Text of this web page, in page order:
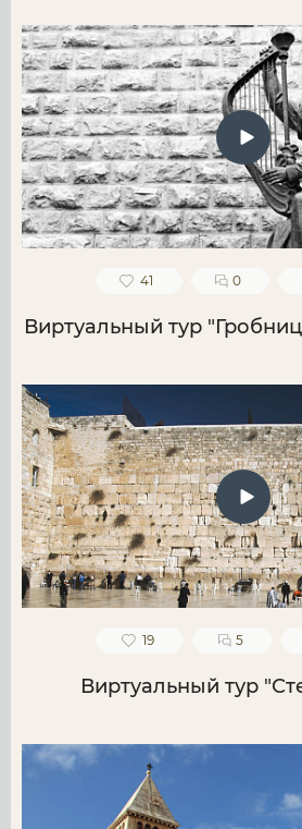
41 0
Виртуальный тур
19 5
Виртуальный тур